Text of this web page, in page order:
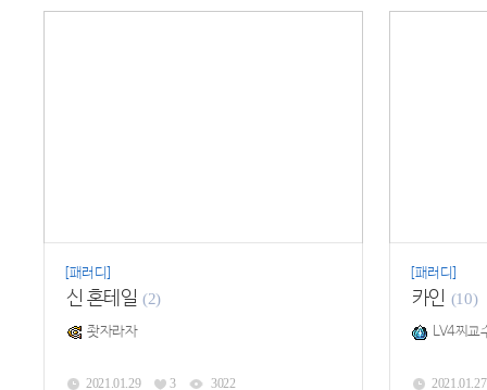
[패러디]
신 혼테일 (2)
좟자라자
2021.01.29 3 3022
[패러디]
카인 (10)
LV4찌교
2021.01.27